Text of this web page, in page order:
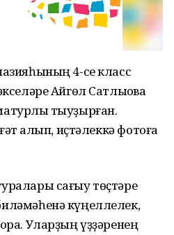
4-се класс
Айгөл Сатлыҡова
тыуҙырған.
ҡалып, иҫтәлеккә фотоға
сағыу төҫтәре
күңеллелек,
Уларҙың үҙҙәренең